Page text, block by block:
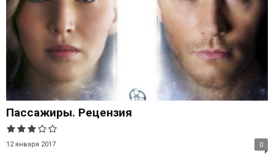
Пассажиры. Рецензия
12 января 2017 0